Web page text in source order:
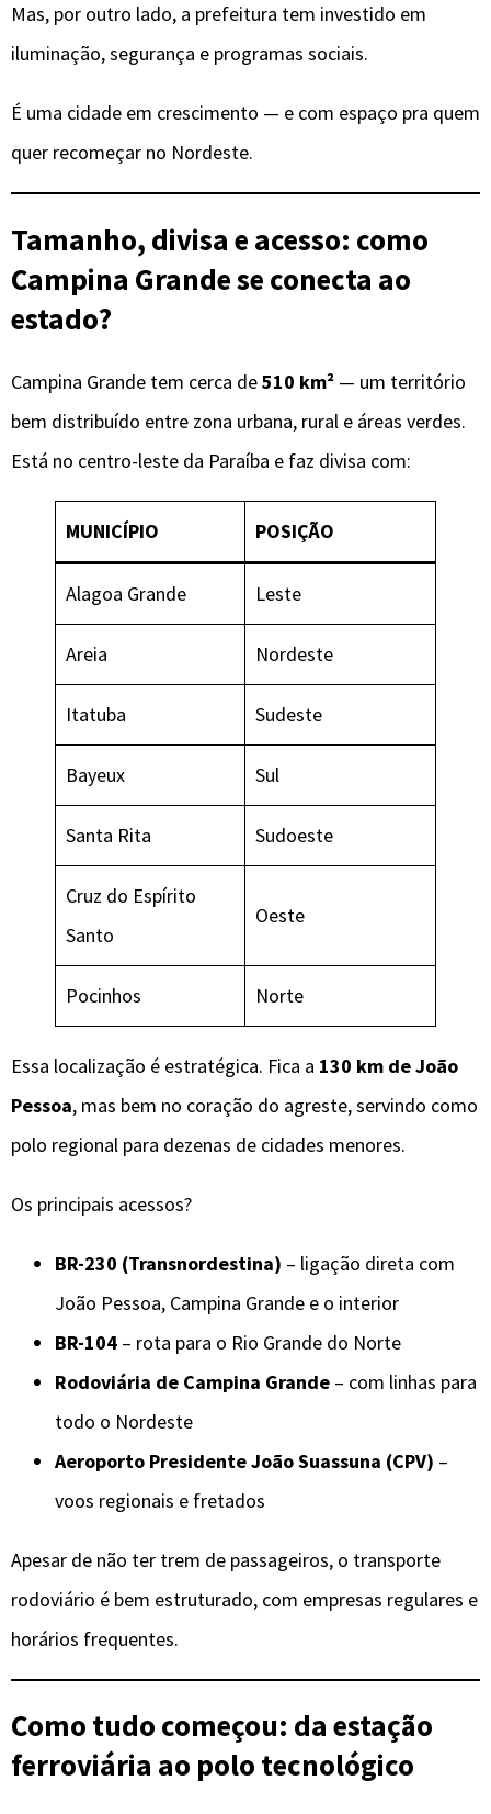
Mas, por outro lado, a prefeitura tem investido em
iluminação, segurança e programas sociais.
É uma cidade em crescimento — e com espaço pra quem
quer recomeçar no Nordeste.
Tamanho, divisa e acesso: como
Campina Grande se conecta ao
estado?
Campina Grande tem cerca de510 km² — um território
bem distribuído entre zona urbana, rural e áreas verdes.
Está no centro-leste da Paraíba e faz divisa com:
MUNICÍPIO POSIÇÃO
Alagoa Grande Leste
Areia Nordeste
Itatuba Sudeste
Bayeux Sul
Santa Rita Sudoeste
Cruz do Espírito
Santo
Oeste
Pocinhos Norte
Essa localização é estratégica. Fica a 130 km de João
Pessoa, mas bem no coração do agreste, servindo como
polo regional para dezenas de cidades menores.
Os principais acessos?
BR-230 (Transnordestina) – ligação direta com
João Pessoa, Campina Grande e o interior
BR-104 – rota para o Rio Grande do Norte
Rodoviária de Campina Grande – com linhas para
todo o Nordeste
Aeroporto Presidente João Suassuna (CPV) –
voos regionais e fretados
Apesar de não ter trem de passageiros, o transporte
rodoviário é bem estruturado, com empresas regulares e
horários frequentes.
Como tudo começou: da estação
ferroviária ao polo tecnológico